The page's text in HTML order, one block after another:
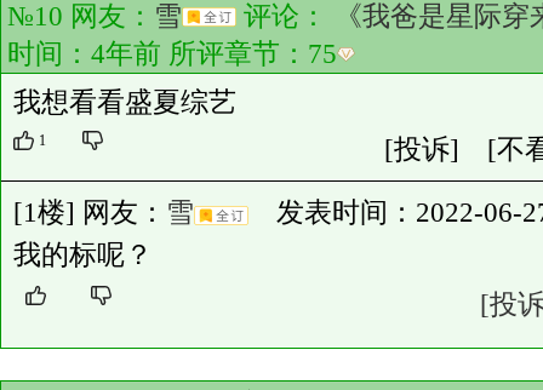
№10 网友： 雪 评论：
《我爸是星际
时间：4年前 所评章节： 75
我想看看盛夏综艺
1 [投诉] [不
[1楼] 网友： 雪
发表时间：2022-06-
我的标呢？
[投